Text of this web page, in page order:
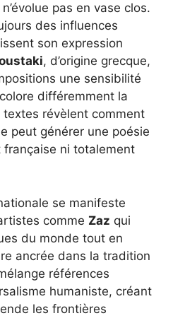
pas en vase clos.
des influences
son expression
, d’origine grecque,
une sensibilité
différemment la
révèlent comment
peut générer une poésie
française ni totalement
se manifeste
comme Zaz qui
du monde tout en
ancrée dans la tradition
références
humaniste, créant
les frontières